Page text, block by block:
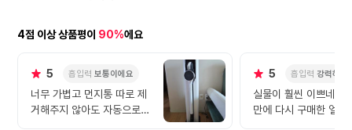
4점 이상 상품평이 90%에요
5 흡입력 보통이에요
너무 가볍고 먼지통 따로 제
거해주지 않아도 자동으로
5 흡입력 강력해요
실물이 훨씬 이쁘네요
만에 다시 구매한 엘지